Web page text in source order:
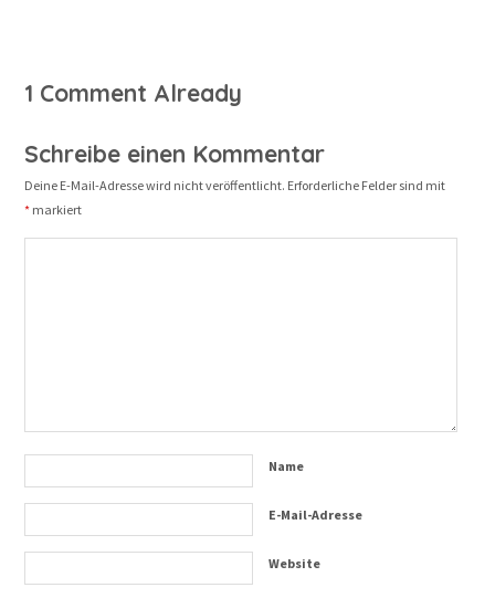
1 Comment Already
Schreibe einen Kommentar
Deine E-Mail-Adresse wird nicht veröffentlicht. Erforderliche Felder sind mit
*markiert
Name
E-Mail-Adresse
Website